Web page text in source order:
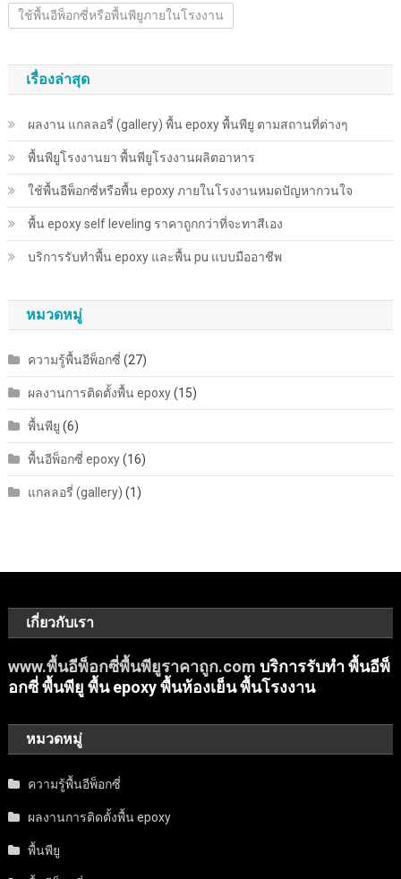
ใช้พื้นอีพ็อกซี่หรือพื้นพียูภายในโรงงาน
เรื่องล่าสุด
ผลงาน แกลลอรี่ (gallery) พื้น epoxy พื้นพียู ตามสถานที่ต่างๆ
พื้นพียู​โรงงานยา พื้นพียู​โรงงานผลิตอาหาร
ใช้พื้นอีพ็อกซี่หรือพื้น epoxy ภายในโรงงานหมดปัญหากวนใจ
พื้น epoxy self leveling ราคาถูกกว่าที่จะทาสีเอง
บริการรับทำพื้น epoxy และพื้น pu แบบมืออาชีพ
หมวดหมู่
ความรู้พื้นอีพ็อกซี่ (27)
ผลงานการติดตั้งพื้น epoxy(15)
พื้นพียู (6)
พื้นอีพ็อกซี่ epoxy(16)
แกลลอรี่ (gallery) (1)
เกี่ยวกับเรา
www.พื้นอีพ็อกซี่พื้นพียูราคาถูก.com บริการรับทำ พื้นอีพ็
อกซี่ พื้นพียู พื้น epoxy พื้นห้องเย็น พื้นโรงงาน
หมวดหมู่
ความรู้พื้นอีพ็อกซี่
ผลงานการติดตั้งพื้น epoxy
พื้นพียู